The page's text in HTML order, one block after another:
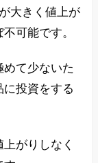
大きく値上が
可能です。
て少ないた
投資をする
がりしなく